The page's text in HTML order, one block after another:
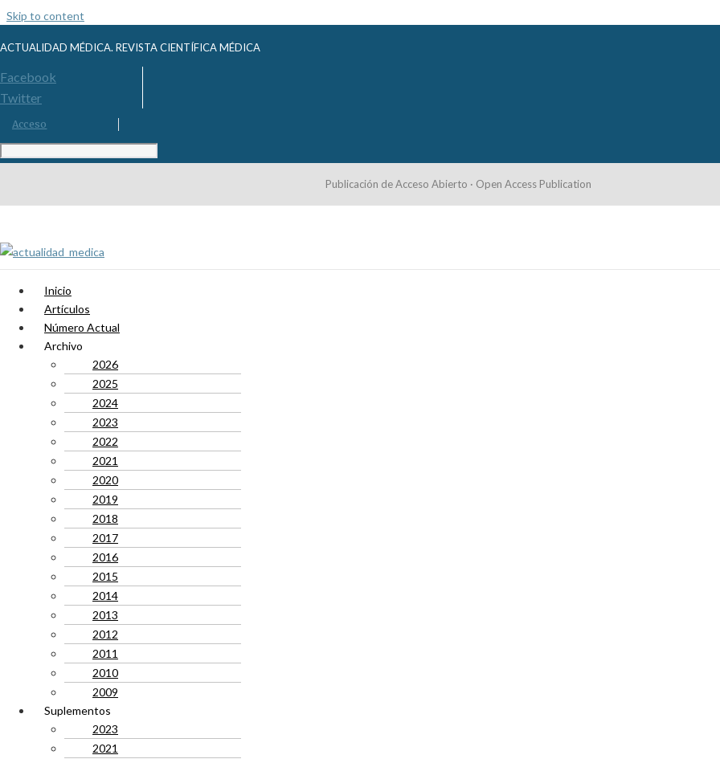
Skip to content
ACTUALIDAD MÉDICA. REVISTA CIENTÍFICA MÉDICA
Facebook
Twitter
Acceso
Publicación de Acceso Abierto · Open Access Publication
Inicio
Artículos
Número Actual
Archivo
2026
2025
2024
2023
2022
2021
2020
2019
2018
2017
2016
2015
2014
2013
2012
2011
2010
2009
Suplementos
2023
2021